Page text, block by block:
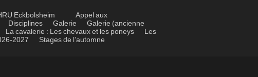
Eckbolsheim
Appel aux
Disciplines Galerie
Galerie (ancienne
La cavalerie : Les chevaux et les poneys
Les
2027 Stages de l’automne